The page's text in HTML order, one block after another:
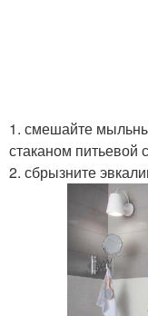
1. смешайте
стаканом питьевой
2. сбрызните